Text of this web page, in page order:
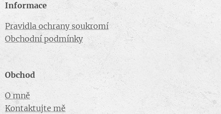
Informace
Pravidla ochrany soukromí
Obchodní podmínky
Obchod
O mně
Kontaktujte mě